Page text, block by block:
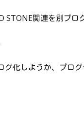
STONE関連を別ブロ
グ化しようか、プロ